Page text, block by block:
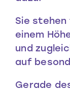
Sie stehen
einem
und
auf
Gerade